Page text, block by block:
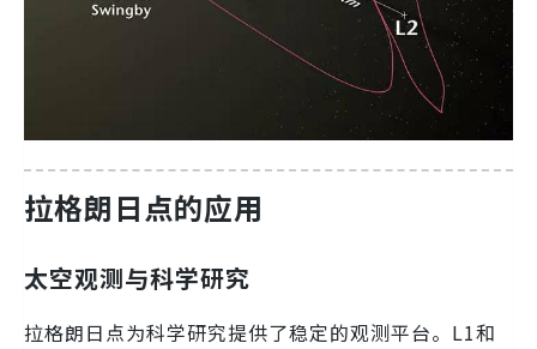
拉格朗日点的应用
太空观测与科学研究
拉格朗日点为科学研究提供了稳定的观测平台。L1和